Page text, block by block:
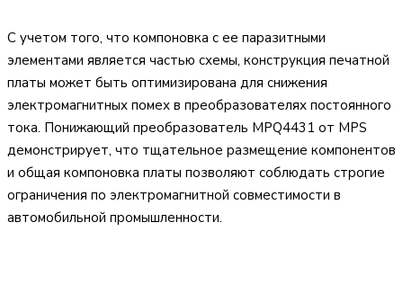
С учетом того, что компоновка с ее паразитными
элементами является частью схемы, конструкция печатной
платы может быть оптимизирована для снижения
электромагнитных помех в преобразователях постоянного
тока. Понижающий преобразователь MPQ4431 от MPS
демонстрирует, что тщательное размещение компонентов
и общая компоновка платы позволяют соблюдать строгие
ограничения по электромагнитной совместимости в
автомобильной промышленности.